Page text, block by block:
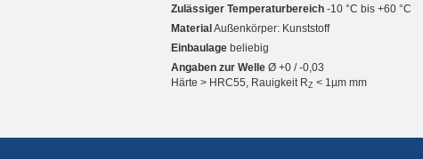
Zulässiger Temperaturbereich -10 °C bis +60 °C
MaterialAußenkörper: Kunststoff
Einbaulage beliebig
Angaben zur Welle Ø +0 / -0,03
Härte > HRC55, Rauigkeit RZ < 1µm mm